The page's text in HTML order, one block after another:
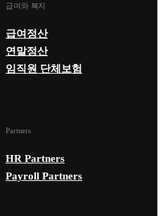
급여와 복지
급여정산
연말정산
임직원 단체보험
Partners
HR Partners
Payroll Partners